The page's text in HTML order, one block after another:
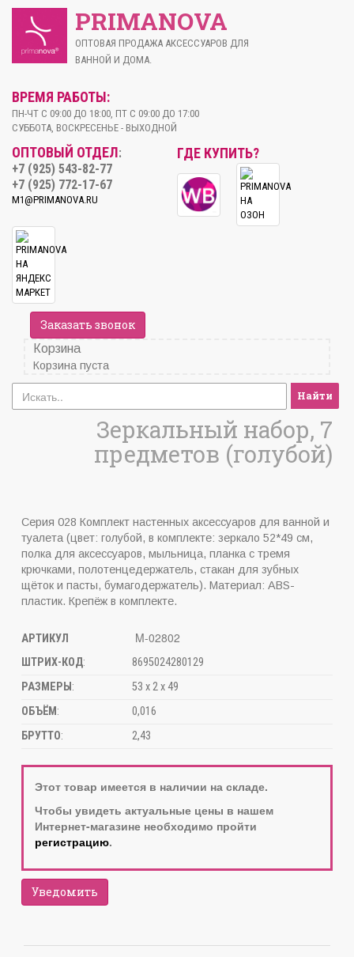
PRIMANOVA
ОПТОВАЯ ПРОДАЖА АКСЕССУАРОВ ДЛЯ
ВАННОЙ И ДОМА.
ВРЕМЯ РАБОТЫ:
ПН-ЧТ С 09:00 ДО 18:00, ПТ С 09:00 ДО 17:00
СУББОТА, ВОСКРЕСЕНЬЕ - ВЫХОДНОЙ
ОПТОВЫЙ ОТДЕЛ:
+7 (925) 543-82-77
+7 (925) 772-17-67
M1@PRIMANOVA.RU
ГДЕ КУПИТЬ?
Заказать звонок
Корзина
Корзина пуста
Найти
Зеркальный набор, 7
предметов (голубой)
Серия 028 Комплект настенных аксессуаров для ванной и
туалета (цвет: голубой, в комплекте: зеркало 52*49 см,
полка для аксессуаров, мыльница, планка с тремя
крючками, полотенцедержатель, стакан для зубных
щёток и пасты, бумагодержатель). Материал: ABS-
пластик. Крепёж в комплекте.
АРТИКУЛ M-02802
ШТРИХ-КОД:
8695024280129
РАЗМЕРЫ :
53 х 2 х 49
ОБЪЁМ :
0,016
БРУТТО: 2,43
Этот товар имеется в наличии на складе.
Чтобы увидеть актуальные цены в нашем
Интернет-магазине необходимо пройти
регистрацию.
Уведомить